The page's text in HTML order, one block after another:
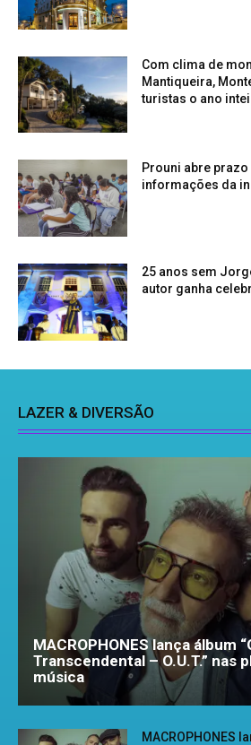
Com clima de
Mantiqueira,
turistas o ano
Prouni abre
informações da
25 anos sem
autor ganha
LAZER & DIVERSÃO
MACROPHONES lança álbum
Transcendental – O.U.T.” nas
música
MACROPHONES